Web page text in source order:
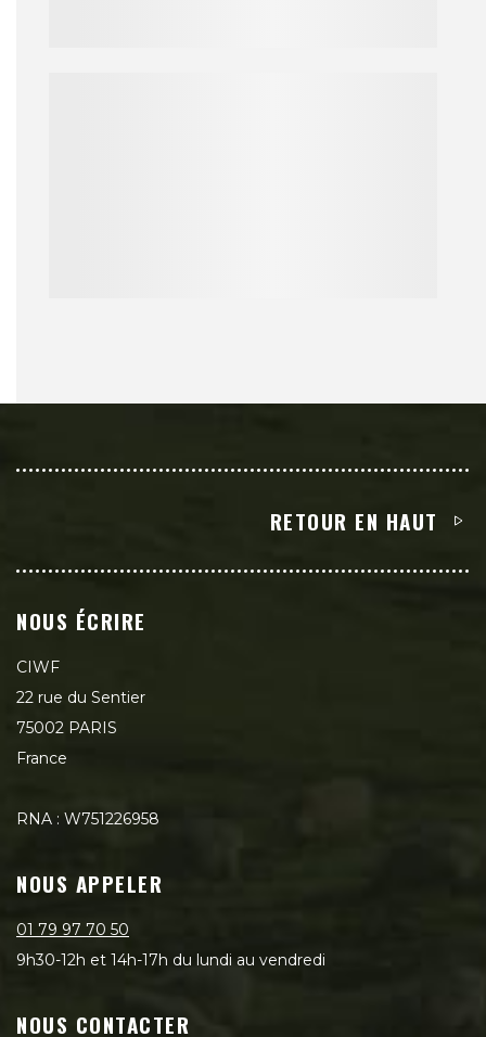
RETOUR EN HAUT
NOUS ÉCRIRE
CIWF
22 rue du Sentier
75002 PARIS
France
RNA : W751226958
NOUS APPELER
01 79 97 70 50
9h30-12h et 14h-17h du lundi au vendredi
NOUS CONTACTER